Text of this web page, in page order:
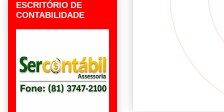
ESCRITÓRIO DE
CONTABILIDADE